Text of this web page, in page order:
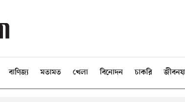
বাণিজ্য মতামত খেলা বিনোদন চাকরি